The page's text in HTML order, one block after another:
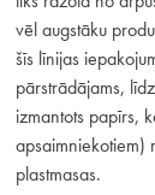
vēl augstāku
šīs līnijas
pārstrādājams,
izmantots papīrs,
apsaimniekotiem)
plastmasas.